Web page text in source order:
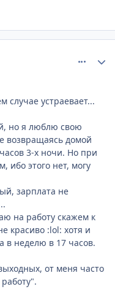
случае устраевает...
но я люблю свою
возвращаясь домой
3-х ночи. Но при
ибо этого нет, могу
зарплата не
на работу скажем к
красиво :lol: хотя и
в неделю в 17 часов.
от меня часто